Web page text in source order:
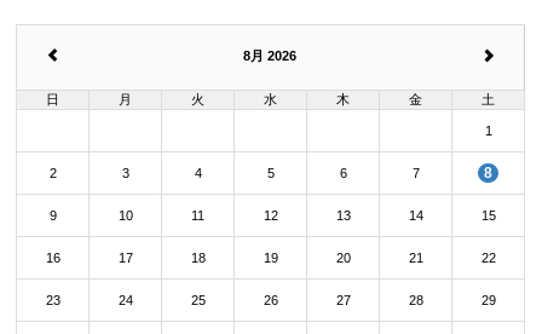
8月 2026
日 月 火 水 木 金 土
1
2 3 4 5 6 7 8
9 10 11 12 13 14 15
16 17 18 19 20 21 22
23 24 25 26 27 28 29